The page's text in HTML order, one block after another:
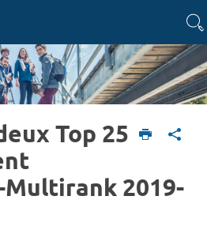
Top 25
2019-